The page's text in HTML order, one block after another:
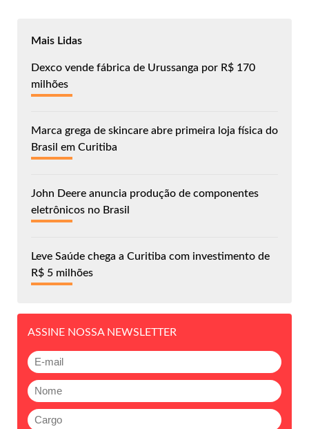
Mais Lidas
Dexco vende fábrica de Urussanga por R$ 170
milhões
Marca grega de skincare abre primeira loja física do
Brasil em Curitiba
John Deere anuncia produção de componentes
eletrônicos no Brasil
Leve Saúde chega a Curitiba com investimento de
R$ 5 milhões
ASSINE NOSSA NEWSLETTER